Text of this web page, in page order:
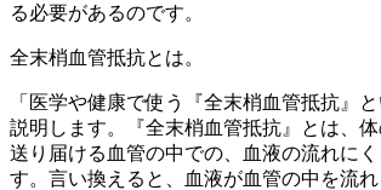
る必要があるのです。
全末梢血管抵抗とは。
「医学や健康で使う『全末梢血管抵抗』
説明します。『全末梢血管抵抗』とは、
送り届ける血管の中での、血液の流れに
す。言い換えると、血液が血管の中を流